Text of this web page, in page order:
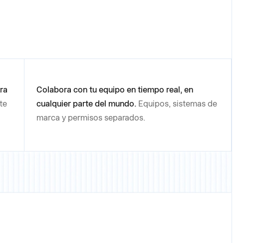
Colabora con tu equipo en tiempo real, en
cualquier parte del mundo. Equipos, sistemas de
marca y permisos separados.